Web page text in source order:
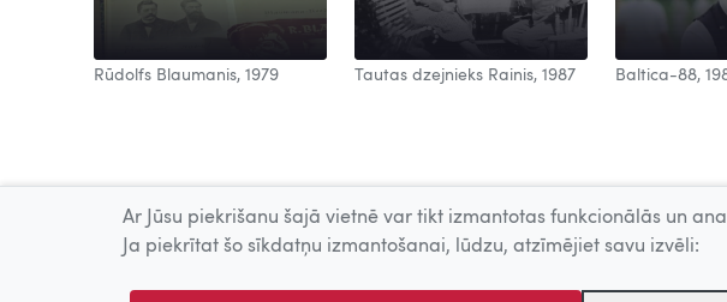
Rūdolfs Blaumanis, 1979 Tautas dzejnieks Rainis, 1987 Baltica-88,
Ar Jūsu piekrišanu šajā vietnē var tikt izmantotas funkcionālās un
Ja piekrītat šo sīkdatņu izmantošanai, lūdzu, atzīmējiet savu izvēli: